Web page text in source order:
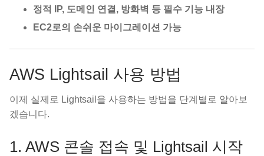
정적 IP, 도메인 연결, 방화벽 등 필수 기능 내장
EC2로의 손쉬운 마이그레이션 가능
AWS Lightsail 사용 방법
이제 실제로 Lightsail을 사용하는 방법을 단계별로 알아보
겠습니다.
1. AWS 콘솔 접속 및 Lightsail 시작